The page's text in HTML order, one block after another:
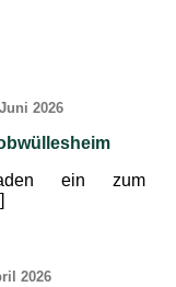
2026
ein zum
2026